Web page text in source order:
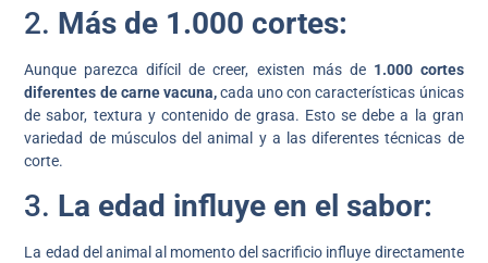
2. Más de 1.000 cortes:
Aunque parezca difícil de creer, existen más de 1.000 cortes
diferentes de carne vacuna,cada uno con características únicas
de sabor, textura y contenido de grasa. Esto se debe a la gran
variedad de músculos del animal y a las diferentes técnicas de
corte.
3. La edad influye en el sabor:
La edad del animal al momento del sacrificio influye directamente